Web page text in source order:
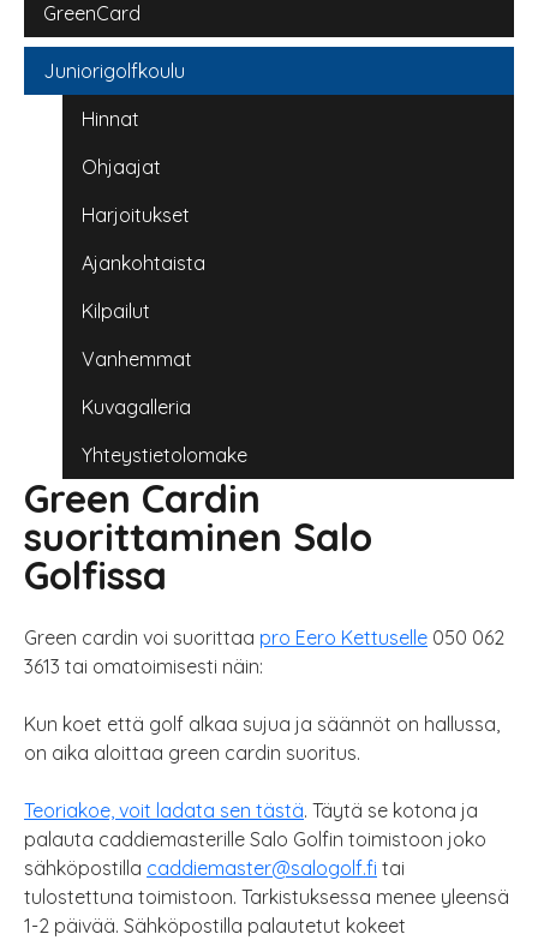
GreenCard
Juniorigolfkoulu
Hinnat
Ohjaajat
Harjoitukset
Ajankohtaista
Kilpailut
Vanhemmat
Kuvagalleria
Yhteystietolomake
Green Cardin
suorittaminen Salo
Golfissa
Green cardin voi suorittaa pro Eero Kettuselle 050 062
3613 tai omatoimisesti näin:
Kun koet että golf alkaa sujua ja säännöt on hallussa,
on aika aloittaa green cardin suoritus.
Teoriakoe, voit ladata sen tästä. Täytä se kotona ja
palauta caddiemasterille Salo Golfin toimistoon joko
sähköpostilla caddiemaster@salogolf.fi tai
tulostettuna toimistoon. Tarkistuksessa menee yleensä
1-2 päivää. Sähköpostilla palautetut kokeet